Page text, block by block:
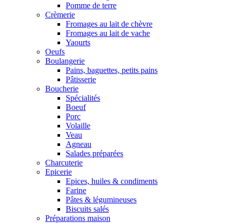
Pomme de terre
Crèmerie
Fromages au lait de chèvre
Fromages au lait de vache
Yaourts
Oeufs
Boulangerie
Pains, baguettes, petits pains
Pâtisserie
Boucherie
Spécialités
Boeuf
Porc
Volaille
Veau
Agneau
Salades préparées
Charcuterie
Epicerie
Epices, huiles & condiments
Farine
Pâtes & légumineuses
Biscuits salés
Préparations maison